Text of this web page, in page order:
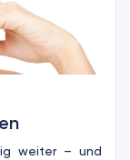
weiter – und